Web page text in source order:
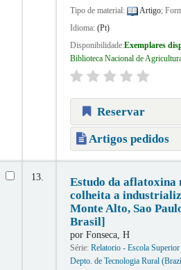
Tipo de material:
Artigo;
Idioma: (Pt)
Disponibilidade:Exemplares
Biblioteca Nacional de
Reservar
Artigos pedidos
13.
Estudo da aflatoxina
colheita a
Monte Alto, Sao
Brasil]
por Fonseca, H
Série: Relatorio - Escola
Depto. de Tecnologia Rural